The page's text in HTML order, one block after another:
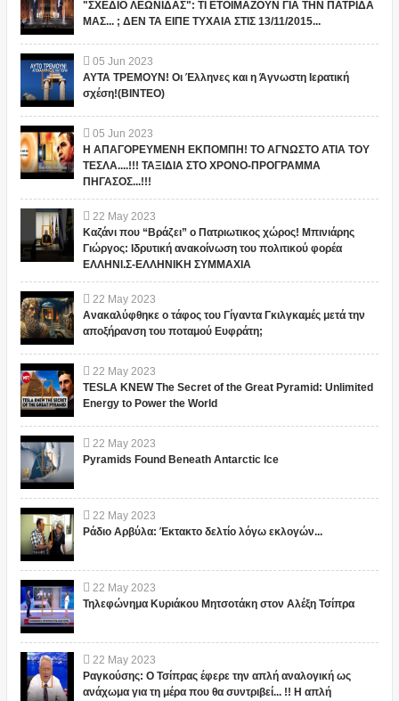
"ΣΧΕΔΙΟ ΛΕΩΝΙΔΑΣ": ΤΙ ΕΤΟΙΜΑΖΟΥΝ ΓΙΑ ΤΗΝ ΠΑΤΡΙΔΑ
ΜΑΣ... ; ΔΕΝ ΤΑ ΕΙΠΕ ΤΥΧΑΙΑ ΣΤΙΣ 13/11/2015...
05 Jun 2023
ΑΥΤΑ ΤΡΕΜΟΥΝ! Οι Έλληνες και η Άγνωστη Ιερατική
σχέση!(ΒΙΝΤΕΟ)
05 Jun 2023
Η ΑΠΑΓΟΡΕΥΜΕΝΗ ΕΚΠΟΜΠΗ! ΤΟ ΑΓΝΩΣΤΟ ΑΤΙΑ ΤΟΥ
ΤΕΣΛΑ....!!! ΤΑΞΙΔΙΑ ΣΤΟ ΧΡΟΝΟ-ΠΡΟΓΡΑΜΜΑ
ΠΗΓΑΣΟΣ...!!!
22 May 2023
Καζάνι που “Βράζει” ο Πατριωτικος χώρος! Μπινιάρης
Γιώργος: Ιδρυτική ανακοίνωση του πολιτικού φορέα
ΕΛΛΗΝΙ.Σ-ΕΛΛΗΝΙΚΗ ΣΥΜΜΑΧΙΑ
22 May 2023
Ανακαλύφθηκε ο τάφος του Γίγαντα Γκιλγκαμές μετά την
αποξήρανση του ποταμού Ευφράτη;
22 May 2023
TESLA KNEW The Secret of the Great Pyramid: Unlimited
Energy to Power the World
22 May 2023
Pyramids Found Beneath Antarctic Ice
22 May 2023
Ράδιο Αρβύλα: Έκτακτο δελτίο λόγω εκλογών...
22 May 2023
Τηλεφώνημα Κυριάκου Μητσοτάκη στον Αλέξη Τσίπρα
22 May 2023
Ραγκούσης: Ο Τσίπρας έφερε την απλή αναλογική ως
ανάχωμα για τη μέρα που θα συντριβεί... !! Η απλή